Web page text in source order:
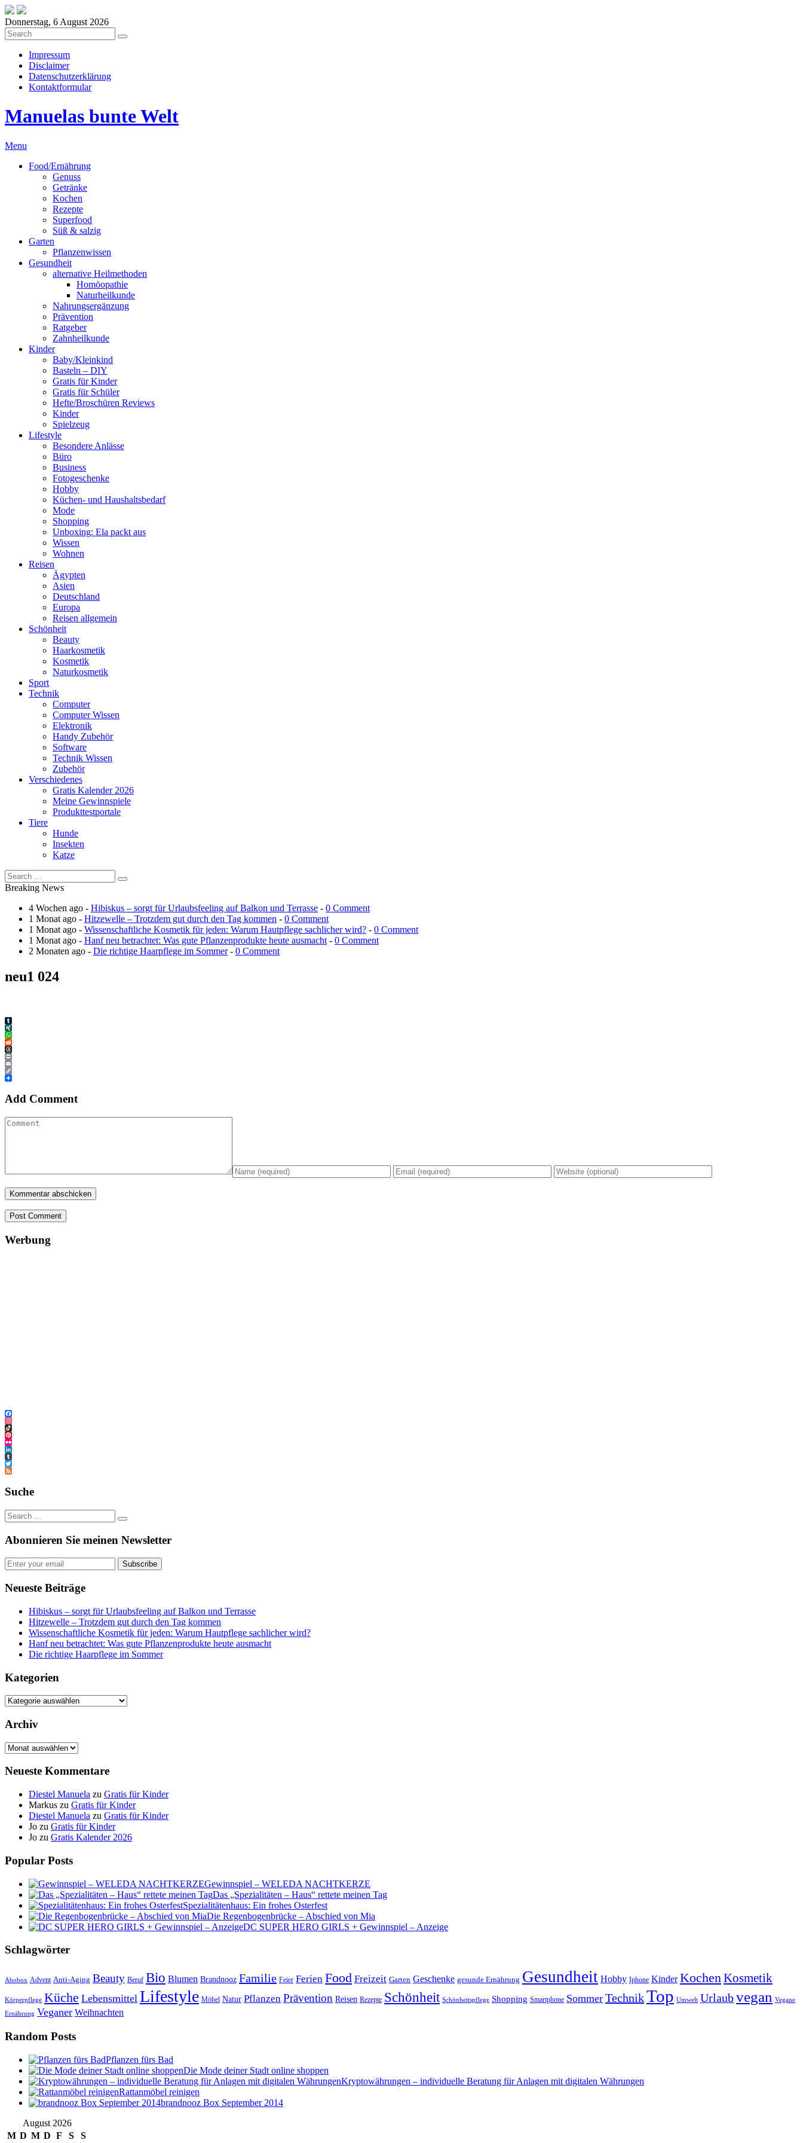
Donnerstag, 6 August 2026
Impressum
Disclaimer
Datenschutzerklärung
Kontaktformular
Manuelas bunte Welt
Menu
Food/Ernährung
Genuss
Getränke
Kochen
Rezepte
Superfood
Süß & salzig
Garten
Pflanzenwissen
Gesundheit
alternative Heilmethoden
Homöopathie
Naturheilkunde
Nahrungsergänzung
Prävention
Ratgeber
Zahnheilkunde
Kinder
Baby/Kleinkind
Basteln – DIY
Gratis für Kinder
Gratis für Schüler
Hefte/Broschüren Reviews
Kinder
Spielzeug
Lifestyle
Besondere Anlässe
Büro
Business
Fotogeschenke
Hobby
Küchen- und Haushaltsbedarf
Mode
Shopping
Unboxing: Ela packt aus
Wissen
Wohnen
Reisen
Ägypten
Asien
Deutschland
Europa
Reisen allgemein
Schönheit
Beauty
Haarkosmetik
Kosmetik
Naturkosmetik
Sport
Technik
Computer
Computer Wissen
Elektronik
Handy Zubehör
Software
Technik Wissen
Zubehör
Verschiedenes
Gratis Kalender 2026
Meine Gewinnspiele
Produkttestportale
Tiere
Hunde
Insekten
Katze
Breaking News
4 Wochen ago - Hibiskus – sorgt für Urlaubsfeeling auf Balkon und Terrasse - 0 Comment
1 Monat ago - Hitzewelle – Trotzdem gut durch den Tag kommen - 0 Comment
1 Monat ago - Wissenschaftliche Kosmetik für jeden: Warum Hautpflege sachlicher wird? - 0 Comment
1 Monat ago - Hanf neu betrachtet: Was gute Pflanzenprodukte heute ausmacht - 0 Comment
2 Monaten ago - Die richtige Haarpflege im Sommer- 0 Comment
neu1 024
Tumblr
XING
WhatsApp
Reddit
Threads
Print
Email
Copy
Link
Teilen
Add Comment
Post Comment
Werbung
Facebook
Instagram
TikTok
Pinterest
Flickr
LinkedIn
Tumblr
Twitter
Feed
Suche
Abonnieren Sie meinen Newsletter
Subscribe
Neueste Beiträge
Hibiskus – sorgt für Urlaubsfeeling auf Balkon und Terrasse
Hitzewelle – Trotzdem gut durch den Tag kommen
Wissenschaftliche Kosmetik für jeden: Warum Hautpflege sachlicher wird?
Hanf neu betrachtet: Was gute Pflanzenprodukte heute ausmacht
Die richtige Haarpflege im Sommer
Kategorien
Kategorien
Archiv
Archiv
Neueste Kommentare
Diestel Manuela zu Gratis für Kinder
Markus zu Gratis für Kinder
Diestel Manuela zu Gratis für Kinder
Jo zu Gratis für Kinder
Jo zu Gratis Kalender 2026
Popular Posts
Gewinnspiel – WELEDA NACHTKERZE
Das „Spezialitäten – Haus“ rettete meinen Tag
Spezialitätenhaus: Ein frohes Osterfest
Die Regenbogenbrücke – Abschied von Mia
DC SUPER HERO GIRLS + Gewinnspiel – Anzeige
Schlagwörter
Abobox Advent Anti-Aging Beauty Beruf Bio Blumen Brandnooz Familie Feier Ferien Food Freizeit Garten Geschenke gesunde Ernährung Gesundheit Hobby Iphone Kinder KochenKosmetik
Körperpflege Küche Lebensmittel Lifestyle Möbel Natur Pflanzen Prävention Reisen Rezepte Schönheit Schönheitspflege Shopping Smartphone Sommer TechnikTop Umwelt Urlaubvegan Vegane
Ernährung Veganer Weihnachten
Random Posts
Pflanzen fürs Bad
Die Mode deiner Stadt online shoppen
Kryptowährungen – individuelle Beratung für Anlagen mit digitalen Währungen
Rattanmöbel reinigen
brandnooz Box September 2014
August 2026
M D M D F S S